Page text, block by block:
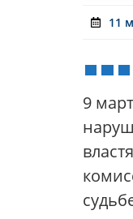
11
9